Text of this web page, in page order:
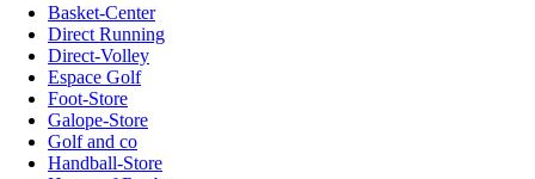
Basket-Center
Direct Running
Direct-Volley
Espace Golf
Foot-Store
Galope-Store
Golf and co
Handball-Store